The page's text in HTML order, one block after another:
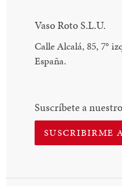
Vaso Roto S.L.U.
Calle Alcalá, 85, 7°
España.
Suscríbete a
SUSCRIBIRME